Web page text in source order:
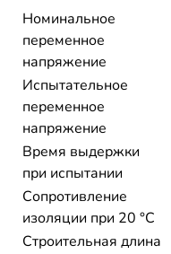
Номинальное
переменное
напряжение
Испытательное
переменное
напряжение
Время выдержки
при испытании
Сопротивление
изоляции при 20 °С
Строительная длина